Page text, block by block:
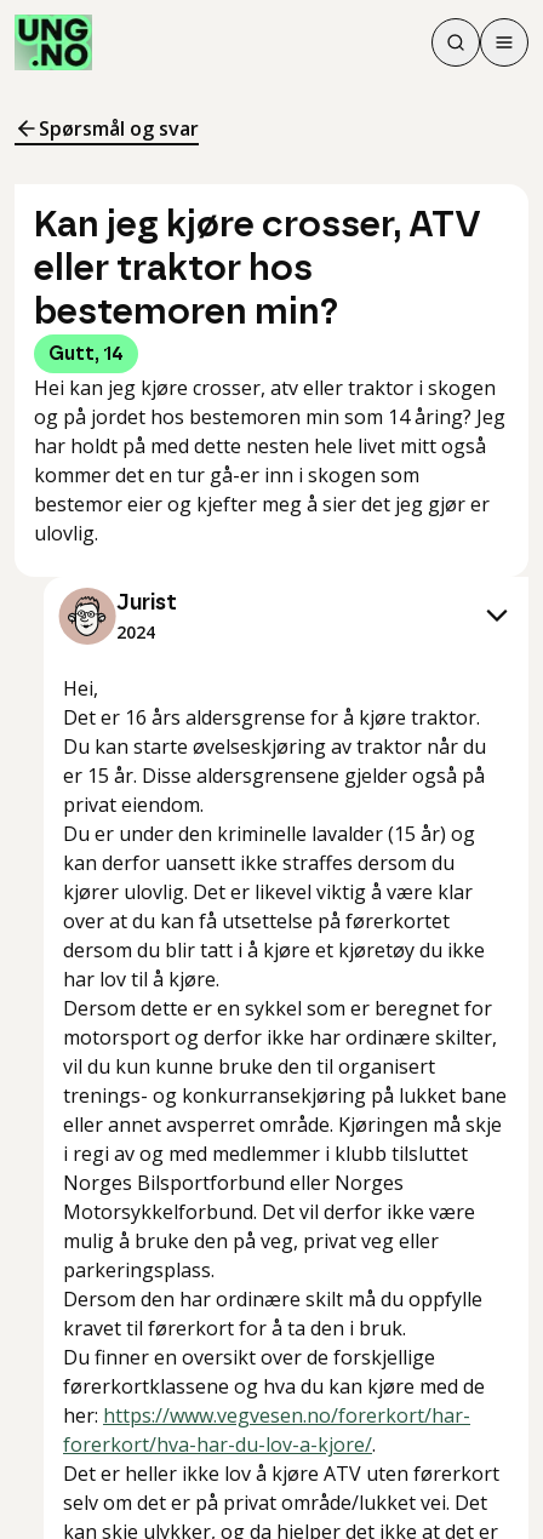
Søk
Søk
Meny
Spørsmål og svar
Kan jeg kjøre crosser, ATV
eller traktor hos
bestemoren min?
Gutt, 14
Hei kan jeg kjøre crosser, atv eller traktor i skogen
og på jordet hos bestemoren min som 14 åring? Jeg
har holdt på med dette nesten hele livet mitt også
kommer det en tur gå-er inn i skogen som
bestemor eier og kjefter meg å sier det jeg gjør er
ulovlig.
Jurist
2024
Hei,
Det er 16 års aldersgrense for å kjøre traktor.
Du kan starte øvelseskjøring av traktor når du
er 15 år. Disse aldersgrensene gjelder også på
privat eiendom.
Du er under den kriminelle lavalder (15 år) og
kan derfor uansett ikke straffes dersom du
kjører ulovlig. Det er likevel viktig å være klar
over at du kan få utsettelse på førerkortet
dersom du blir tatt i å kjøre et kjøretøy du ikke
har lov til å kjøre.
Dersom dette er en sykkel som er beregnet for
motorsport og derfor ikke har ordinære skilter,
vil du kun kunne bruke den til organisert
trenings- og konkurransekjøring på lukket bane
eller annet avsperret område. Kjøringen må skje
i regi av og med medlemmer i klubb tilsluttet
Norges Bilsportforbund eller Norges
Motorsykkelforbund. Det vil derfor ikke være
mulig å bruke den på veg, privat veg eller
parkeringsplass.
Dersom den har ordinære skilt må du oppfylle
kravet til førerkort for å ta den i bruk.
Du finner en oversikt over de forskjellige
førerkortklassene og hva du kan kjøre med de
her: https://www.vegvesen.no/forerkort/har-
forerkort/hva-har-du-lov-a-kjore/.
Det er heller ikke lov å kjøre ATV uten førerkort
selv om det er på privat område/lukket vei. Det
kan skje ulykker, og da hjelper det ikke at det er